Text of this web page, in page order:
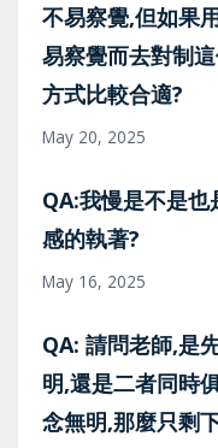
不易察覺,但如果
易察覺而去對制
方式比較合適?
May 20, 2025
QA:我慢是不是
感的執著?
May 16, 2025
QA: 請問老師,是
明,還是二者同時
念無明,那麼只剩